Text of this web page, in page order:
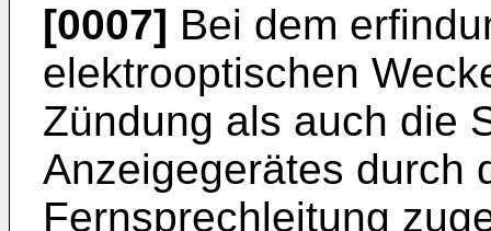
[0007] Bei dem
elektrooptischen
Zündung als auch die
Anzeigegerätes durch
Fernsprechleitung